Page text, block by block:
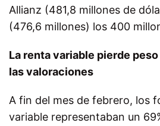
Allianz (481,8 millones de
(476,6 millones) los 400
La renta variable pierde
las valoraciones
A fin del mes de febrero, los
variable representaban un